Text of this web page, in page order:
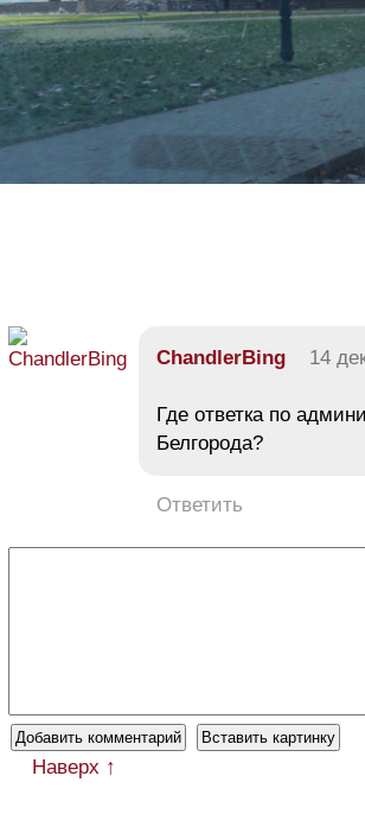
ChandlerBing 14
Где ответка по
Белгорода?
Ответить
Наверх ↑